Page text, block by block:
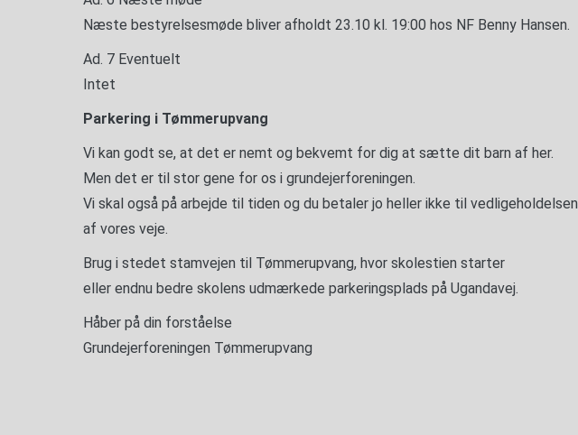
Næste bestyrelsesmøde bliver afholdt 23.10 kl. 19:00 hos NF Benny Hansen.
Ad. 7 Eventuelt
Intet
Parkering i Tømmerupvang
Vi kan godt se, at det er nemt og bekvemt for dig at sætte dit barn af her.
Men det er til stor gene for os i grundejerforeningen.
Vi skal også på arbejde til tiden og du betaler jo heller ikke til vedligeholdelsen
af vores veje.
Brug i stedet stamvejen til Tømmerupvang, hvor skolestien starter
eller endnu bedre skolens udmærkede parkeringsplads på Ugandavej.
Håber på din forståelse
Grundejerforeningen Tømmerupvang